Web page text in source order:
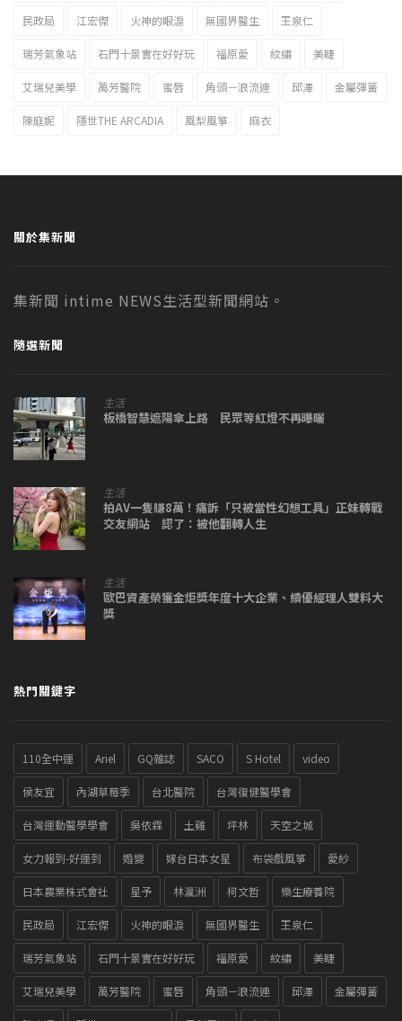
民政局 江宏傑 火神的眼淚 無國界醫生 王泉仁
瑞芳氣象站 石門十景實在好好玩 福原愛 紋繡 美睫
艾瑞兒美學 萬芳醫院 蜜唇 角頭－浪流連 邱澤 金屬彈簧
陳庭妮 隱世THE ARCADIA 風梨風箏 麻衣
關於集新聞
集新聞 intime NEWS生活型新聞網站。
隨選新聞
生活
板橋智慧遮陽傘上路 民眾等紅燈不再曝曬
生活
拍AV一隻賺8萬！痛訴「只被當性幻想工具」正妹轉戰
交友網站 認了：被他翻轉人生
生活
歐巴資產榮獲金炬獎年度十大企業、績優經理人雙料大
獎
熱門關鍵字
110全中運 Ariel GQ雜誌 SACO S Hotel video
侯友宜 內湖草莓季 台北醫院 台灣復健醫學會
台灣運動醫學學會 吳依霖 土雞 坪林 天空之城
女力報到-好運到 婚變 嫁台日本女星 布袋戲風箏 愛紗
日本農業株式會社 星予 林瀛洲 柯文哲 樂生療養院
民政局 江宏傑 火神的眼淚 無國界醫生 王泉仁
瑞芳氣象站 石門十景實在好好玩 福原愛 紋繡 美睫
艾瑞兒美學 萬芳醫院 蜜唇 角頭－浪流連 邱澤 金屬彈簧